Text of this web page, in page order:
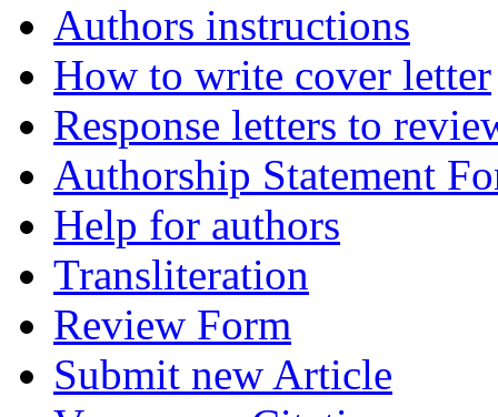
Authors instructions
How to write cover letter
Response letters to
Authorship Statement
Help for authors
Transliteration
Review Form
Submit new Article